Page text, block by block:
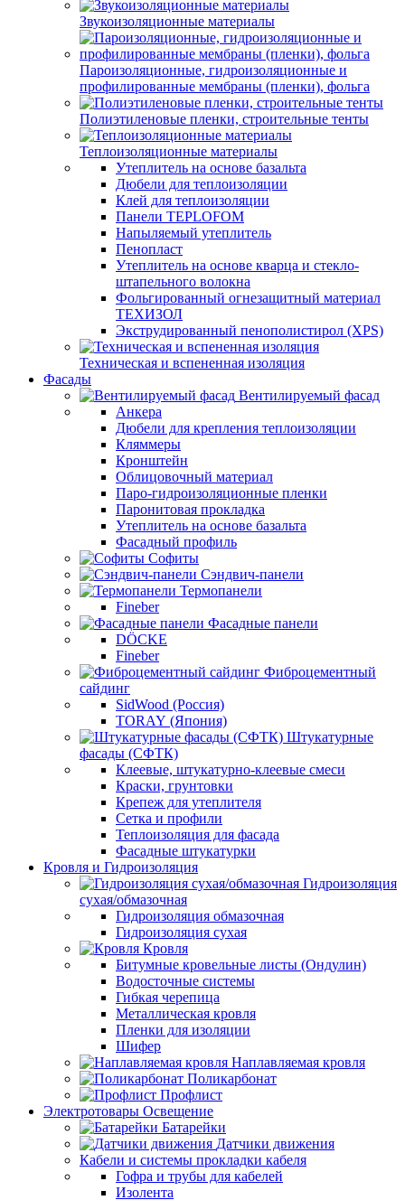
Звукоизоляционные материалы
Пароизоляционные, гидроизоляционные и
профилированные мембраны (пленки), фольга
Полиэтиленовые пленки, строительные тенты
Теплоизоляционные материалы
Утеплитель на основе базальта
Дюбели для теплоизоляции
Клей для теплоизоляции
Панели TEPLOFOM
Напыляемый утеплитель
Пенопласт
Утеплитель на основе кварца и стекло-
штапельного волокна
Фольгированный огнезащитный материал
ТЕХИЗОЛ
Экструдированный пенополистирол (XPS)
Техническая и вспененная изоляция
Фасады
Вентилируемый фасад
Анкера
Дюбели для крепления теплоизоляции
Кляммеры
Кронштейн
Облицовочный материал
Паро-гидроизоляционные пленки
Паронитовая прокладка
Утеплитель на основе базальта
Фасадный профиль
Софиты
Сэндвич-панели
Термопанели
Fineber
Фасадные панели
DÖCKE
Fineber
Фиброцементный
сайдинг
SidWood (Россия)
TORAY (Япония)
Штукатурные
фасады (СФТК)
Клеевые, штукатурно-клеевые смеси
Краски, грунтовки
Крепеж для утеплителя
Сетка и профили
Теплоизоляция для фасада
Фасадные штукатурки
Кровля и Гидроизоляция
Гидроизоляция
сухая/обмазочная
Гидроизоляция обмазочная
Гидроизоляция сухая
Кровля
Битумные кровельные листы (Ондулин)
Водосточные системы
Гибкая черепица
Металлическая кровля
Пленки для изоляции
Шифер
Наплавляемая кровля
Поликарбонат
Профлист
Электротовары Освещение
Батарейки
Датчики движения
Кабели и системы прокладки кабеля
Гофра и трубы для кабелей
Изолента